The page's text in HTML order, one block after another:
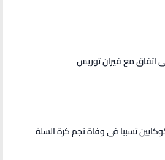
اتفاق مع فيران توريس
تسببا في وفاة نجم كرة السلة